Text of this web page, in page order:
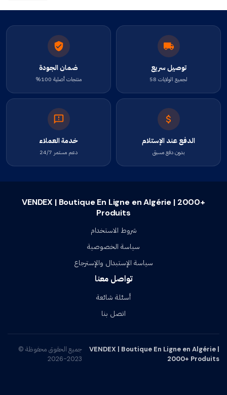
توصيل سريع
لجميع الولايات 58
ضمان الجودة
منتجات أصلية 100%
الدفع عند الإستلام
بدون دفع مسبق
خدمة العملاء
دعم مستمر 24/7
VENDEX | Boutique En Ligne en Algérie | 2000+
Produits
شروط الاستخدام
سياسة الخصوصية
سياسة الإستبدال والإسترجاع
تواصل معنا
أسئلة شائعة
اتصل بنا
VENDEX | Boutique En Ligne en Algérie |
2000+ Produits
جميع الحقوق محفوظة ©
2023-2026